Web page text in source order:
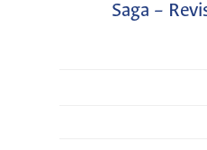
Saga –